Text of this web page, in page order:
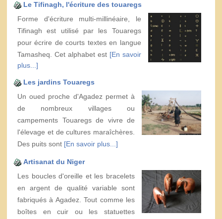
Le Tifinagh, l'écriture des touaregs
Forme d'écriture multi-millinéaire, le
Tifinagh est utilisé par les Touaregs
pour écrire de courts textes en langue
Tamasheq. Cet alphabet est [En savoir
plus...]
Les jardins Touaregs
Un oued proche d'Agadez permet à
de nombreux villages ou
campements Touaregs de vivre de
l'élevage et de cultures maraîchères.
Des puits sont [En savoir plus...]
Artisanat du Niger
Les boucles d'oreille et les bracelets
en argent de qualité variable sont
fabriqués à Agadez. Tout comme les
boîtes en cuir ou les statuettes